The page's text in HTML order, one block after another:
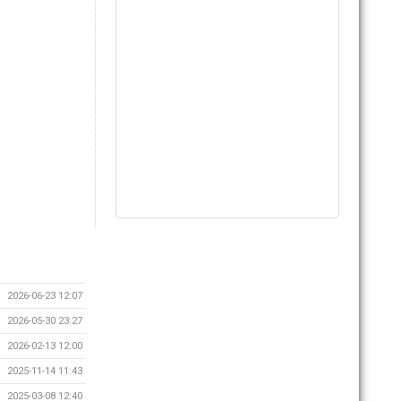
2026-06-23 12:07
2026-05-30 23:27
2026-02-13 12:00
2025-11-14 11:43
2025-03-08 12:40